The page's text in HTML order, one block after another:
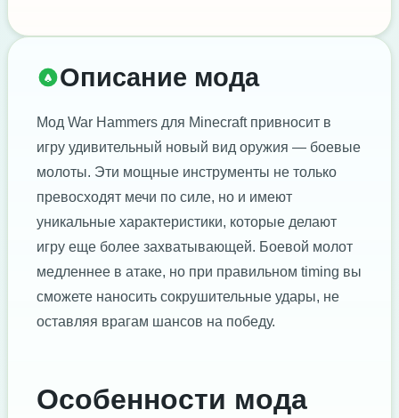
Описание мода
Мод War Hammers для Minecraft привносит в
игру удивительный новый вид оружия — боевые
молоты. Эти мощные инструменты не только
превосходят мечи по силе, но и имеют
уникальные характеристики, которые делают
игру еще более захватывающей. Боевой молот
медленнее в атаке, но при правильном timing вы
сможете наносить сокрушительные удары, не
оставляя врагам шансов на победу.
Особенности мода